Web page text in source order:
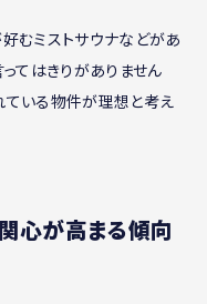
むミストサウナなどがあ
てはきりがありません
いる物件が理想と考え
心が高まる傾向